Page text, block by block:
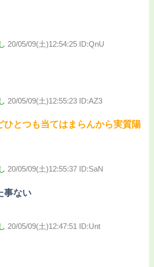
20/05/09(土)12:54:25 ID:QnU
20/05/09(土)12:55:23 ID:AZ3
ひとつも当てはまらんから実質陽
20/05/09(土)12:55:37 ID:SaN
事ない
20/05/09(土)12:47:51 ID:Unt